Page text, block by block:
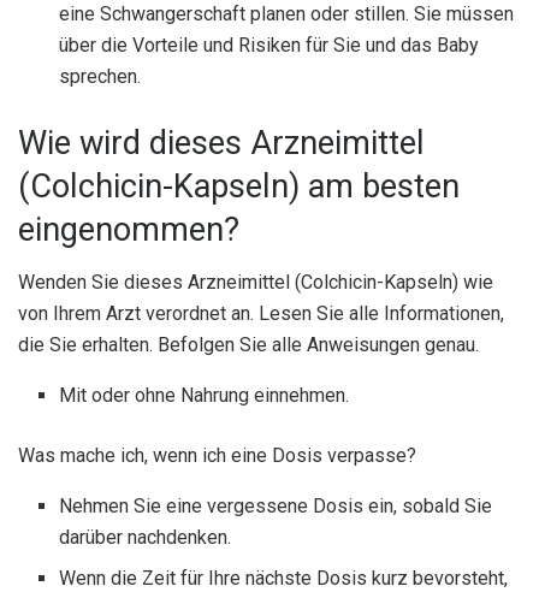
eine Schwangerschaft planen oder stillen. Sie müssen
über die Vorteile und Risiken für Sie und das Baby
sprechen.
Wie wird dieses Arzneimittel
(Colchicin-Kapseln) am besten
eingenommen?
Wenden Sie dieses Arzneimittel (Colchicin-Kapseln) wie
von Ihrem Arzt verordnet an. Lesen Sie alle Informationen,
die Sie erhalten. Befolgen Sie alle Anweisungen genau.
Mit oder ohne Nahrung einnehmen.
Was mache ich, wenn ich eine Dosis verpasse?
Nehmen Sie eine vergessene Dosis ein, sobald Sie
darüber nachdenken.
Wenn die Zeit für Ihre nächste Dosis kurz bevorsteht,